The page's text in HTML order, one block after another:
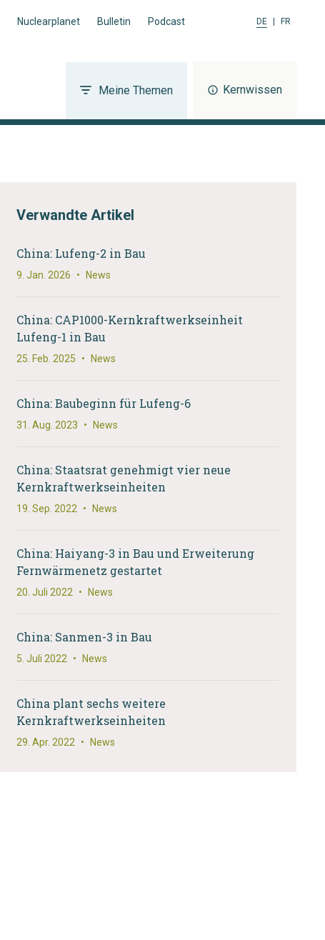
Nuclearplanet Bulletin Podcast DE FR
Meine Themen Kernwissen
Verwandte Artikel
China: Lufeng-2 in Bau
9. Jan. 2026 • News
China: CAP1000-Kernkraftwerkseinheit
Lufeng-1 in Bau
25. Feb. 2025 • News
China: Baubeginn für Lufeng-6
31. Aug. 2023 • News
China: Staatsrat genehmigt vier neue
Kernkraftwerkseinheiten
19. Sep. 2022 • News
China: Haiyang-3 in Bau und Erweiterung
Fernwärmenetz gestartet
20. Juli 2022 • News
China: Sanmen-3 in Bau
5. Juli 2022 • News
China plant sechs weitere
Kernkraftwerkseinheiten
29. Apr. 2022 • News